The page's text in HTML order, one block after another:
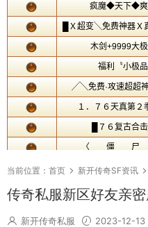
当前位置： 首页 新开传奇SF资讯
传奇私服新区好友亲
新开传奇私服 2023-12-13